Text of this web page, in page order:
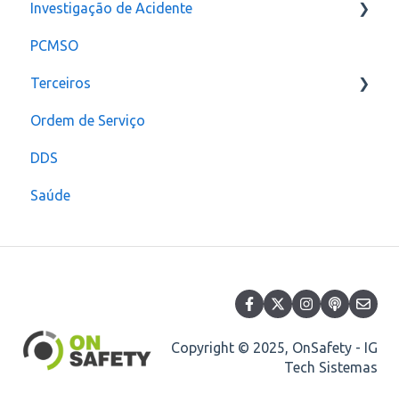
Investigação de Acidente
Configuração
PCMSO
Terceiros
Usuário
Ordem de Serviço
DDS
Saúde
Copyright © 2025, OnSafety - IG
Tech Sistemas